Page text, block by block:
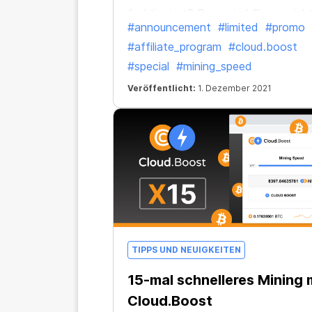
Ort!
#announcement #limited #promo
#affiliate_program #cloud.boost
#special #mining_speed
Veröffentlicht: 1. Dezember 2021
TIPPS UND NEUIGKEITEN
15-mal schnelleres Mining
Cloud.Boost